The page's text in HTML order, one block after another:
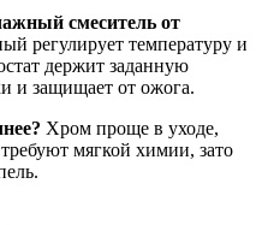
смеситель от
регулирует температуру и
держит заданную
и защищает от ожога.
Хром проще в уходе,
мягкой химии, зато